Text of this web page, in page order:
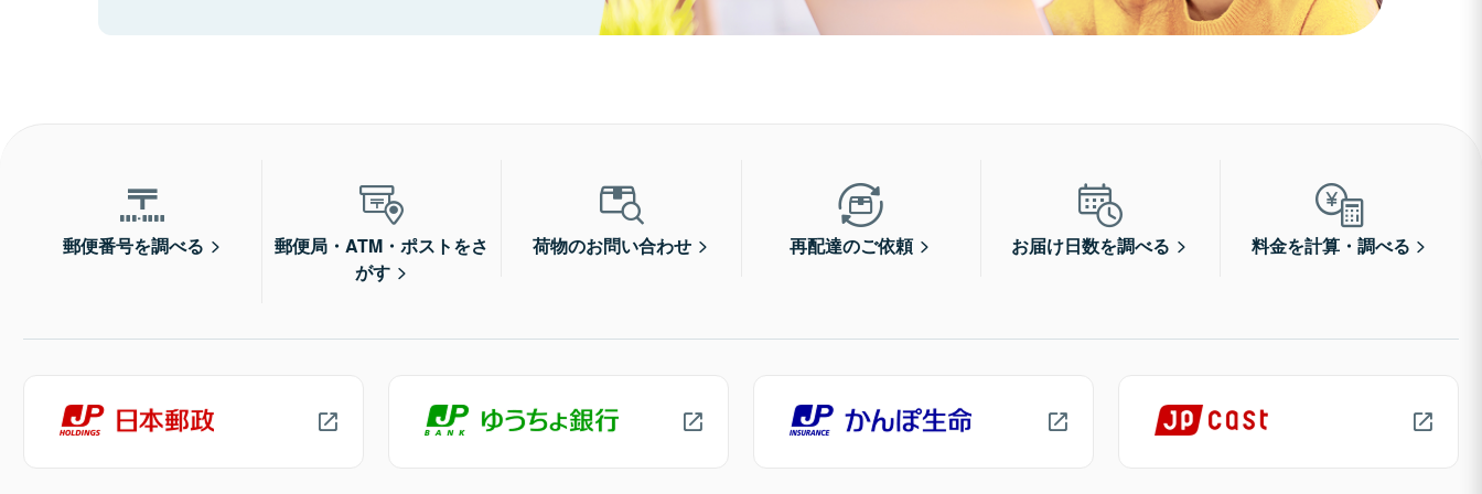
郵便番号を調べる
郵便局・ATM・ポストをさ
がす
荷物のお問い合わせ 再配達のご依頼 お届け日数を調べる 料金を計算・調べる